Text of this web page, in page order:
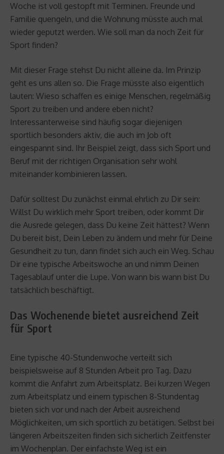
Woche ist voll gestopft mit Terminen. Freunde und
Familie quengeln, und die Wohnung müsste auch mal
wieder geputzt werden. Wie soll man da noch Zeit für
Sport finden?
Mit dieser Frage stehst Du nicht alleine da. Im Prinzip
geht es uns allen so. Die Frage müsste also eigentlich
lauten: Wieso schaffen es einige Menschen, regelmäßig
Sport zu treiben und andere eben nicht?
Interessanterweise sind häufig sogar diejenigen
sportlich besonders aktiv, die auch im Job oft
eingespannt sind. Ihr Beispiel zeigt, dass sich Sport und
Beruf mit der richtigen Organisation sehr wohl
miteinander kombinieren lassen.
Dafür solltest Du zunächst einmal ehrlich zu Dir sein:
Willst Du wirklich mehr Sport treiben, oder kommt Dir
die Ausrede gelegen, dass Du keine Zeit hättest? Wenn
Du bereit bist, Dein Leben zu ändern und mehr für Deine
Gesundheit zu tun, dann findet sich auch ein Weg. Schau
Dir eine typische Arbeitswoche an und nimm Deinen
Tagesablauf unter die Lupe. Von wann bis wann bist Du
tatsächlich beschäftigt.
Das Wochenende bietet ausreichend Zeit
für Sport
Eine typische 40-Stundenwoche verteilt sich
beispielsweise auf 8 Stunden Arbeit pro Tag. Dazu
kommt die Anfahrt zum Arbeitsplatz. Bei kurzen Wegen
zum Arbeitsplatz und einem typischen 8-Stundentag
bieten sich vor und nach der Arbeit ausreichend
Möglichkeiten, um sich sportlich zu betätigen. Selbst bei
längeren Arbeitszeiten finden sich sicherlich Zeitfenster
im Wochenplan. Der einfachste Weg ist ein